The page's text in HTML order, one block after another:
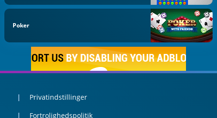
Poker
Privatindstillinger
Fortrolighedspolitik